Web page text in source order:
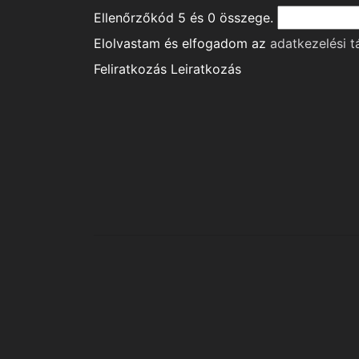
Ellenőrzőkód 5 és 0 összege.
Elolvastam és elfogadom az adatkezelési
Feliratkozás Leiratkozás